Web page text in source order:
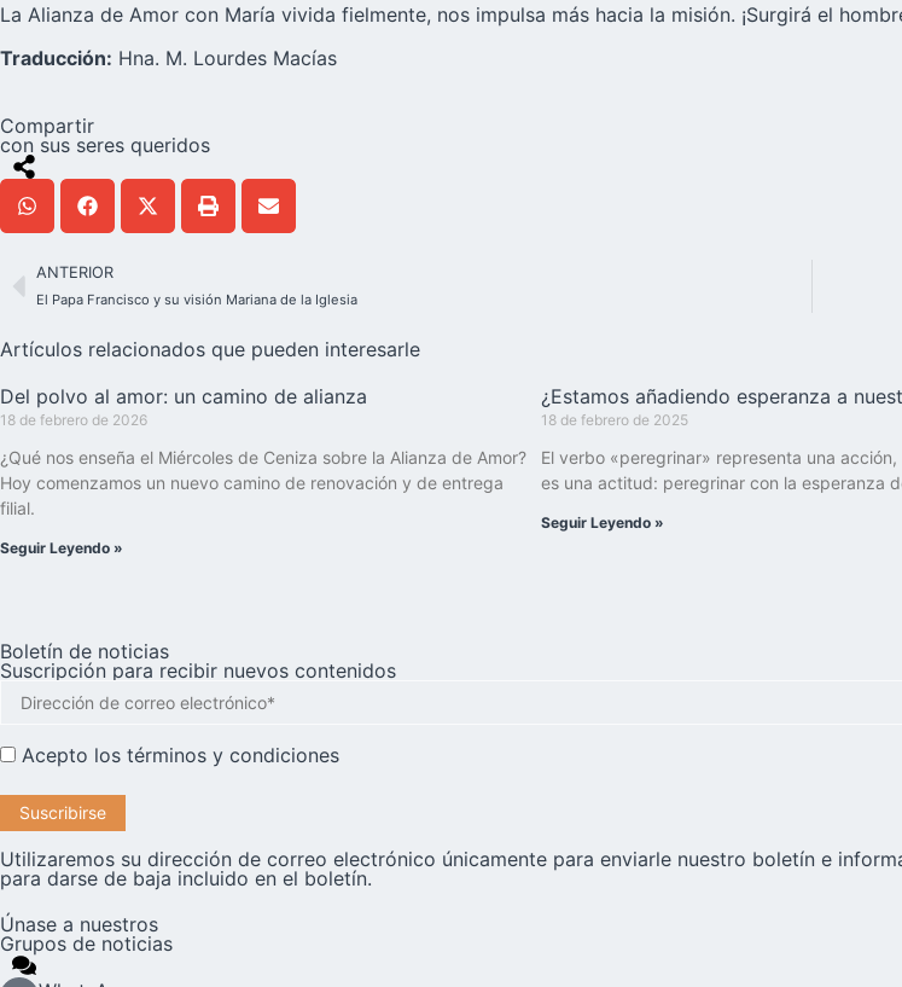
La Alianza de Amor con María vivida fielmente, nos impulsa más hacia la misión. ¡Surgirá el
Traducción: Hna. M. Lourdes Macías
Compartir
con sus seres queridos
ANTERIOR
El Papa Francisco y su visión Mariana de la Iglesia
Artículos relacionados que pueden interesarle
Del polvo al amor: un camino de alianza
18 de febrero de 2026
¿Qué nos enseña el Miércoles de Ceniza sobre la Alianza de Amor?
Hoy comenzamos un nuevo camino de renovación y de entrega
filial.
Seguir Leyendo »
¿Estamos añadiendo esperanza a
18 de febrero de 2025
El verbo «peregrinar» representa una
es una actitud: peregrinar con la esperanza
Seguir Leyendo »
Boletín de noticias
Suscripción para recibir nuevos contenidos
Acepto los términos y condiciones
Utilizaremos su dirección de correo electrónico únicamente para enviarle nuestro boletín e
para darse de baja incluido en el boletín.
Únase a nuestros
Grupos de noticias